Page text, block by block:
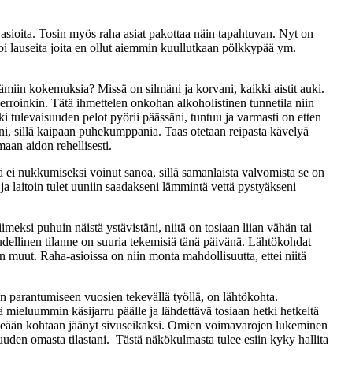
Tosin myös raha asiat pakottaa näin tapahtuvan. Nyt on
lauseita joita en ollut aiemmin kuullutkaan pölkkypää ym.
kokemuksia? Missä on silmäni ja korvani, kaikki aistit auki.
Tätä ihmettelen onkohan alkoholistinen tunnetila niin
pelot pyörii päässäni, tuntuu ja varmasti on etten
sillä kaipaan puhekumppania. Taas otetaan reipasta kävelyä
aidon rehellisesti.
nukkumiseksi voinut sanoa, sillä samanlaista valvomista se on
laitoin tulet uuniin saadakseni lämmintä vettä pystyäkseni
puhuin näistä ystävistäni, niitä on tosiaan liian vähän tai
tilanne on suuria tekemisiä tänä päivänä. Lähtökohdat
Raha-asioissa on niin monta mahdollisuutta, ettei niitä
parantumiseen vuosien tekevällä työllä, on lähtökohta.
käsijarru päälle ja lähdettävä tosiaan hetki hetkeltä
kohtaan jäänyt sivuseikaksi. Omien voimavarojen lukeminen
omasta tilastani. Tästä näkökulmasta tulee esiin kyky hallita